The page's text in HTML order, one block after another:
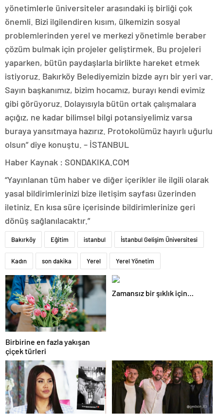
yönetimlerle üniversiteler arasındaki iş birliği çok
önemli. Bizi ilgilendiren kısım, ülkemizin sosyal
problemlerinden yerel ve merkezi yönetimle beraber
çözüm bulmak için projeler geliştirmek. Bu projeleri
yaparken, bütün paydaşlarla birlikte hareket etmek
istiyoruz. Bakırköy Belediyemizin bizde ayrı bir yeri var.
Sayın başkanımız, bizim hocamız, burayı kendi evimiz
gibi görüyoruz. Dolayısıyla bütün ortak çalışmalara
açığız, ne kadar bilimsel bilgi potansiyelimiz varsa
buraya yansıtmaya hazırız. Protokolümüz hayırlı uğurlu
olsun” diye konuştu. – İSTANBUL
Haber Kaynak : SONDAKIKA.COM
“Yayınlanan tüm haber ve diğer içerikler ile ilgili olarak
yasal bildirimlerinizi bize iletişim sayfası üzerinden
iletiniz. En kısa süre içerisinde bildirimlerinize geri
dönüş sağlanılacaktır.”
Bakırköy Eğitim istanbul İstanbul Gelişim Üniversitesi
Kadın son dakika Yerel Yerel Yönetim
Birbirine en fazla yakışan
çiçek türleri
Zamansız bir şıklık için…